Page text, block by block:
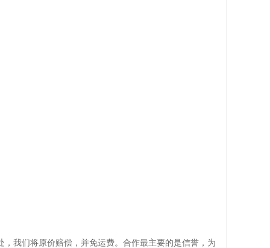
我们将原价赔偿，并免运费。合作最主要的是信誉，为